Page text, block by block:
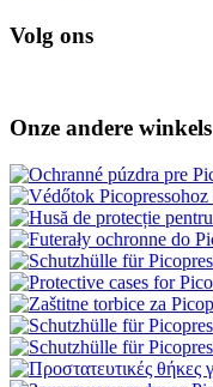
Volg ons
Onze andere winkels